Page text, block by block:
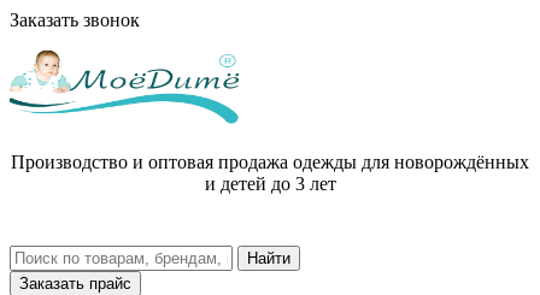
Заказать звонок
Производство и оптовая продажа одежды для новорождённых
и детей до 3 лет
Заказать прайс